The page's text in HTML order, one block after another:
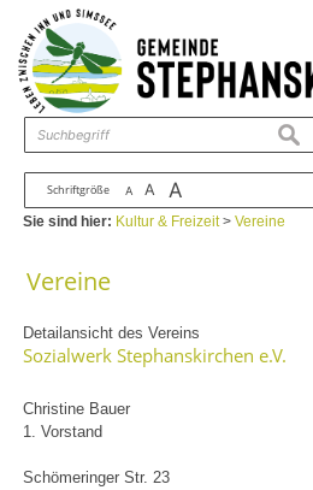
Zum Inhalt ,zur Navigation
Schriftgröße A A A
Sie sind hier: Kultur & Freizeit>Vereine
Vereine
Detailansicht des Vereins
Sozialwerk Stephanskirchen e.V.
Christine Bauer
1. Vorstand
Schömeringer Str. 23